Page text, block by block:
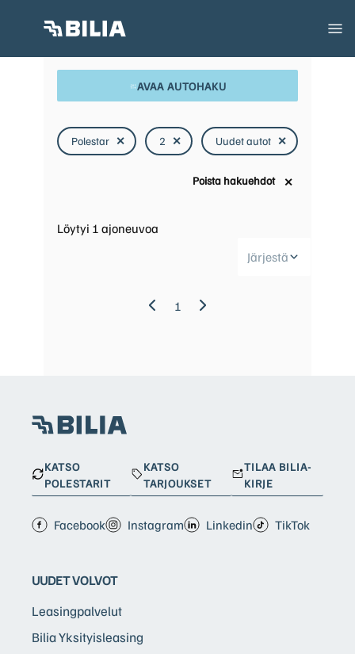
AVAA AUTOHAKU
Löytyi 1 ajoneuvoa
Polestar ✕ 2 ✕ Uudet autot ✕
Poista hakuehdot ✕
Järjestä
1
KATSO
POLESTARIT
KATSO
TARJOUKSET
TILAA BILIA-
KIRJE
Facebook Instagram Linkedin TikTok
UUDET VOLVOT
Leasingpalvelut
Bilia Yksityisleasing